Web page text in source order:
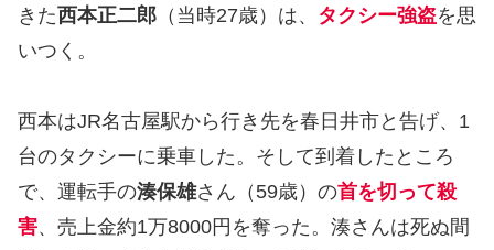
きた西本正二郎 （当時27歳）は、 タクシー強盗を思
いつく。
西本はJR名古屋駅から行き先を春日井市と告げ、1
台のタクシーに乗車した。そして到着したところ
で、運転手の湊保雄さん（59歳）の首を切って殺
害、売上金約1万8000円を奪った。湊さんは死ぬ間